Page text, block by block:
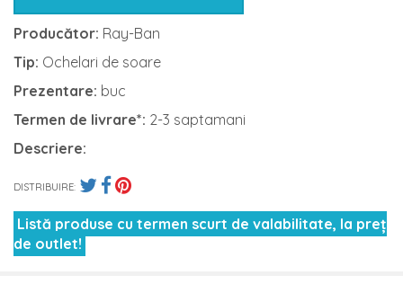
Producător: Ray-Ban
Tip: Ochelari de soare
Prezentare: buc
Termen de livrare*: 2-3 saptamani
Descriere:
DISTRIBUIRE:
Listă produse cu termen scurt de valabilitate, la preț
de outlet!